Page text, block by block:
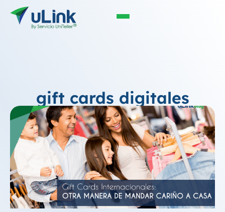
gift cards digitales